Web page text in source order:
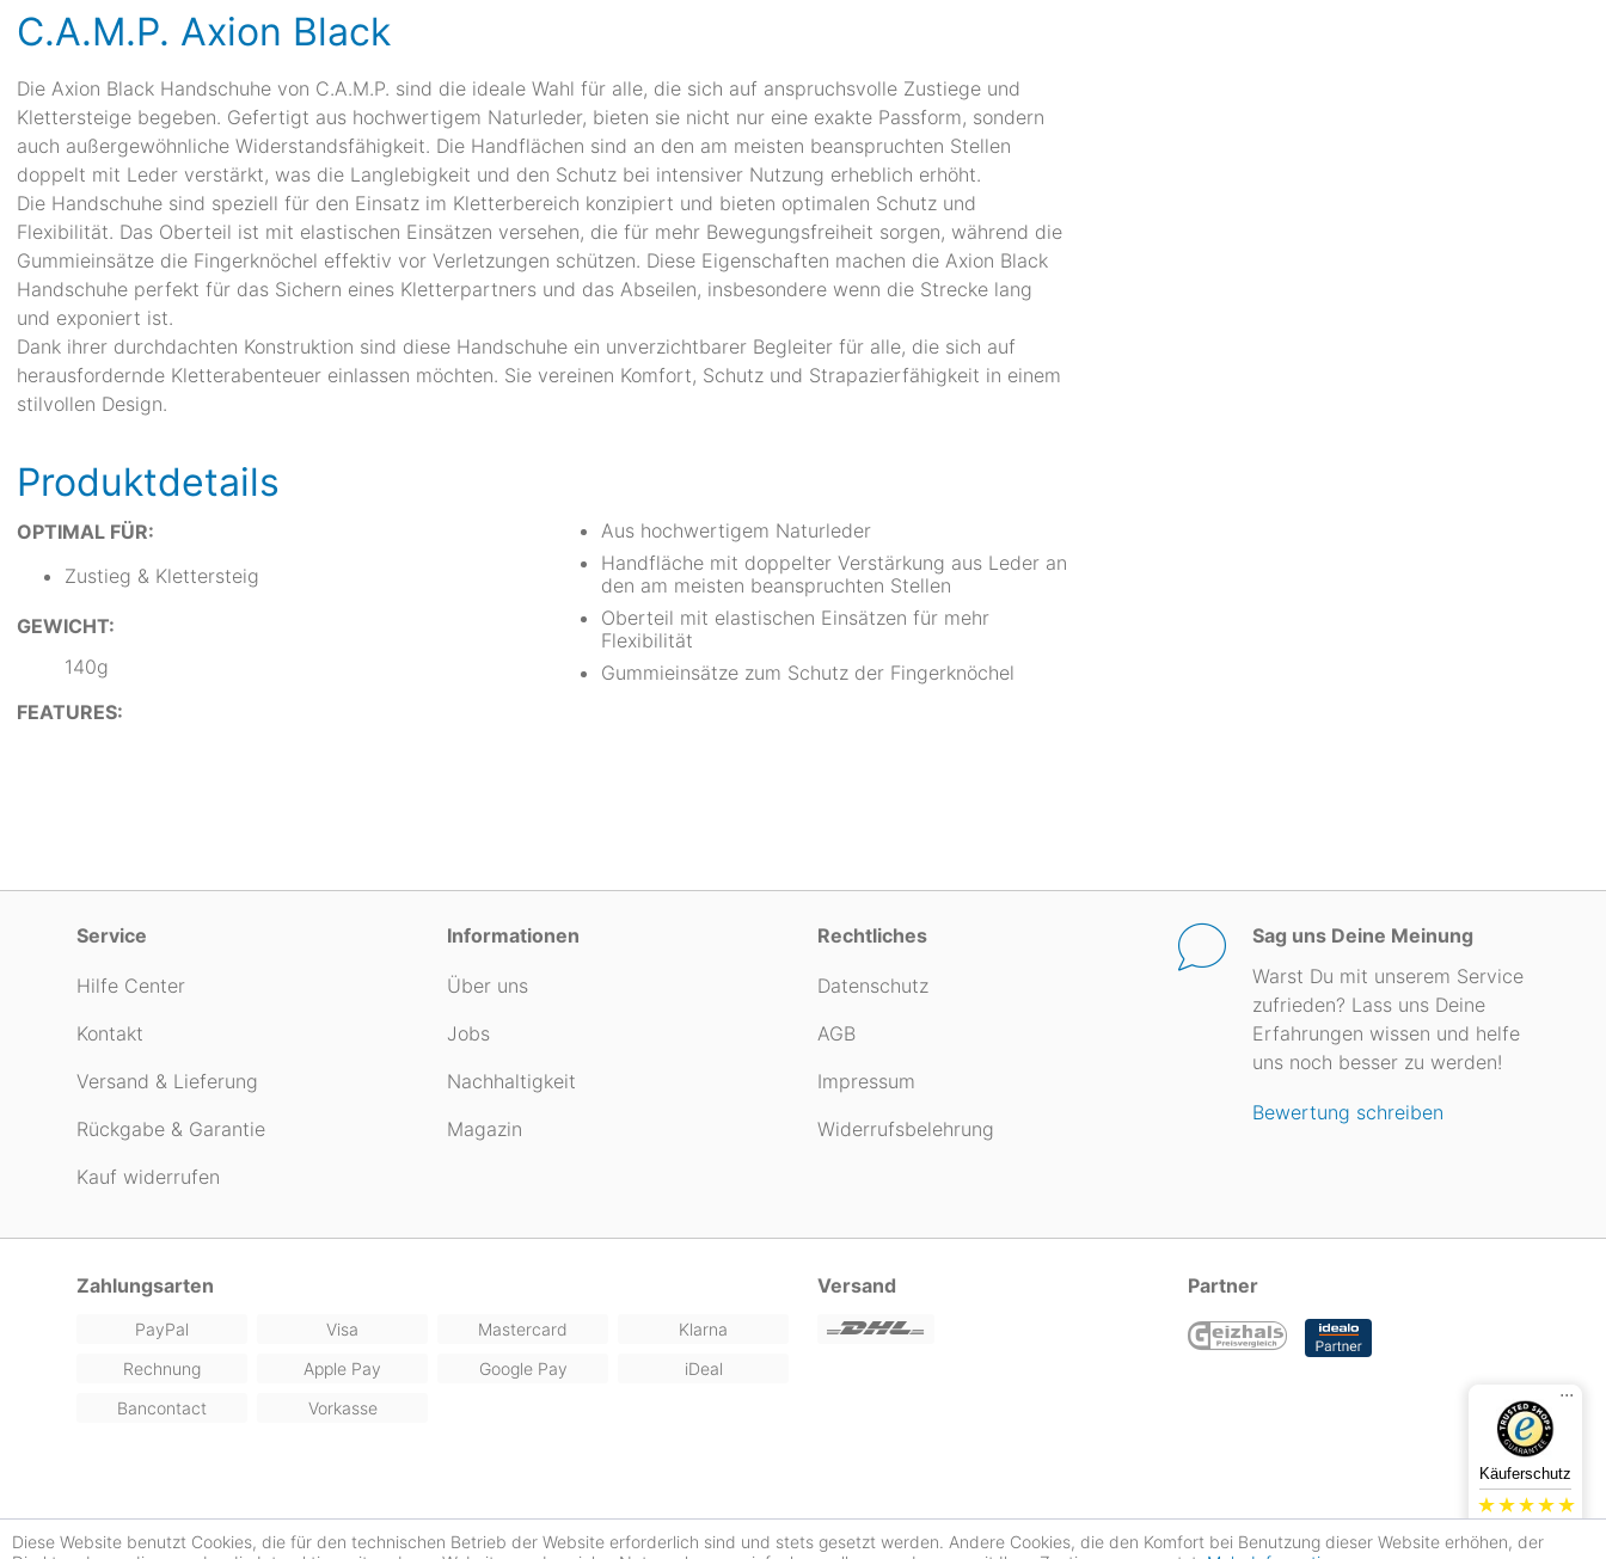
C.A.M.P. Axion Black
Die Axion Black Handschuhe von C.A.M.P. sind die ideale Wahl für alle, die sich auf anspruchsvolle Zustiege und
Klettersteige begeben. Gefertigt aus hochwertigem Naturleder, bieten sie nicht nur eine exakte Passform, sondern
auch außergewöhnliche Widerstandsfähigkeit. Die Handflächen sind an den am meisten beanspruchten Stellen
doppelt mit Leder verstärkt, was die Langlebigkeit und den Schutz bei intensiver Nutzung erheblich erhöht.
Die Handschuhe sind speziell für den Einsatz im Kletterbereich konzipiert und bieten optimalen Schutz und
Flexibilität. Das Oberteil ist mit elastischen Einsätzen versehen, die für mehr Bewegungsfreiheit sorgen, während die
Gummieinsätze die Fingerknöchel effektiv vor Verletzungen schützen. Diese Eigenschaften machen die Axion Black
Handschuhe perfekt für das Sichern eines Kletterpartners und das Abseilen, insbesondere wenn die Strecke lang
und exponiert ist.
Dank ihrer durchdachten Konstruktion sind diese Handschuhe ein unverzichtbarer Begleiter für alle, die sich auf
herausfordernde Kletterabenteuer einlassen möchten. Sie vereinen Komfort, Schutz und Strapazierfähigkeit in einem
stilvollen Design.
Produktdetails
OPTIMAL FÜR:
Zustieg & Klettersteig
GEWICHT:
140g
FEATURES:
Aus hochwertigem Naturleder
Handfläche mit doppelter Verstärkung aus Leder an
den am meisten beanspruchten Stellen
Oberteil mit elastischen Einsätzen für mehr
Flexibilität
Gummieinsätze zum Schutz der Fingerknöchel
Service
Hilfe Center
Kontakt
Versand & Lieferung
Rückgabe & Garantie
Kauf widerrufen
Informationen
Über uns
Jobs
Nachhaltigkeit
Magazin
Rechtliches
Datenschutz
AGB
Impressum
Widerrufsbelehrung
Sag uns Deine Meinung
Warst Du mit unserem Service
zufrieden? Lass uns Deine
Erfahrungen wissen und helfe
uns noch besser zu werden!
Bewertung schreiben
Zahlungsarten
PayPal Visa Mastercard
Klarna
Rechnung
Apple Pay Google Pay
iDeal
Bancontact
Vorkasse
Versand Partner
...
Käuferschutz
Sehr gut
Diese Website benutzt Cookies, die für den technischen Betrieb der Website erforderlich sind und stets gesetzt werden. Andere Cookies, die den Komfort bei Benutzung dieser Website erhöhen, der